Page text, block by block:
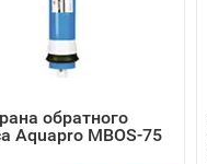
обратного
Aquapro MBOS-75